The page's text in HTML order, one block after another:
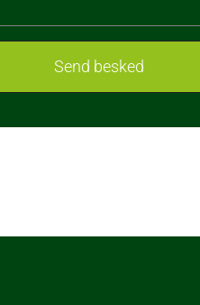
Send besked